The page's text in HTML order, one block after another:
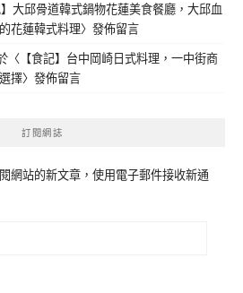
】大邱骨道韓式鍋物花蓮美食餐廳，大邱血
花蓮韓式料理〉發佈留言
〈 【食記】台中岡崎日式料理，一中街商
擇〉發佈留言
訂閱網誌
網站的新文章，使用電子郵件接收新通